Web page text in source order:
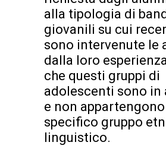
alla tipologia di
giovanili su cui
sono intervenute le
dalla loro
che questi gruppi di
adolescenti sono in
e non
specifico gruppo
linguistico.